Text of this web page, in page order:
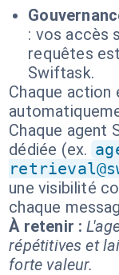
: vos accès
requêtes
Swiftask.
Chaque
Chaque agent
dédiée (ex.
une visibilité
chaque
À retenir :
répétitives et
forte valeur.